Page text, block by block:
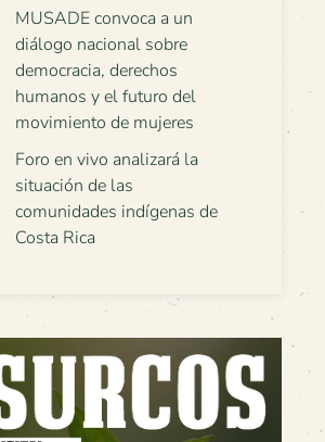
MUSADE convoca a un
diálogo nacional sobre
democracia, derechos
humanos y el futuro del
movimiento de mujeres
Foro en vivo analizará la
situación de las
comunidades indígenas de
Costa Rica